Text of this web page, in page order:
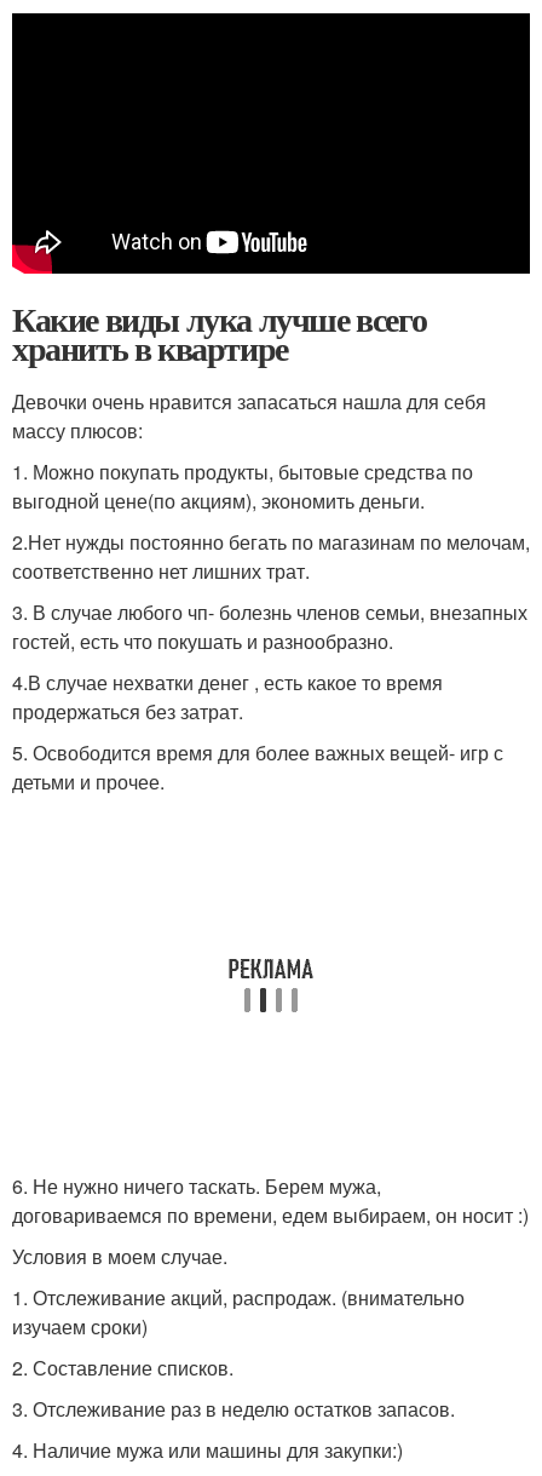
Какие виды лука лучше всего
хранить в квартире
Девочки очень нравится запасаться нашла для себя
массу плюсов:
1. Можно покупать продукты, бытовые средства по
выгодной цене(по акциям), экономить деньги.
2.Нет нужды постоянно бегать по магазинам по мелочам,
соответственно нет лишних трат.
3. В случае любого чп- болезнь членов семьи, внезапных
гостей, есть что покушать и разнообразно.
4.В случае нехватки денег , есть какое то время
продержаться без затрат.
5. Освободится время для более важных вещей- игр с
детьми и прочее.
6. Не нужно ничего таскать. Берем мужа,
договариваемся по времени, едем выбираем, он носит :)
Условия в моем случае.
1. Отслеживание акций, распродаж. (внимательно
изучаем сроки)
2. Составление списков.
3. Отслеживание раз в неделю остатков запасов.
4. Наличие мужа или машины для закупки:)